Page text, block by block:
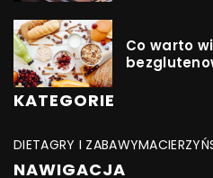
Co warto
KATEGORIE
DIETAGRY I ZABAWY
NAWIGACJA